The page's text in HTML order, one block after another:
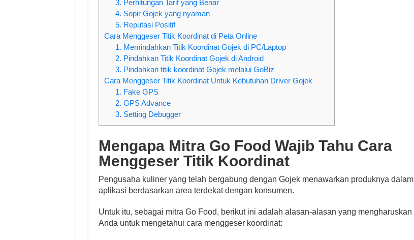
3. Perhitungan Tarif yang Benar
4. Sopir Gojek yang nyaman
5. Reputasi Positif
Cara Menggeser Titik Koordinat di Peta Online
1. Memindahkan Titik Koordinat Gojek di PC/Laptop
2. Pindahkan Titik Koordinat Gojek di Android
3. Pindahkan titik koordinat Gojek melalui GoBiz
Cara Menggeser Titik Koordinat Untuk Kebutuhan Driver Gojek
1. Fake GPS
2. GPS Advance
3. Setting Debugger
Mengapa Mitra Go Food Wajib Tahu Cara
Menggeser Titik Koordinat
Pengusaha kuliner yang telah bergabung dengan Gojek menawarkan produknya dalam
aplikasi berdasarkan area terdekat dengan konsumen.
Untuk itu, sebagai mitra Go Food, berikut ini adalah alasan-alasan yang mengharuskan
Anda untuk mengetahui cara menggeser koordinat: